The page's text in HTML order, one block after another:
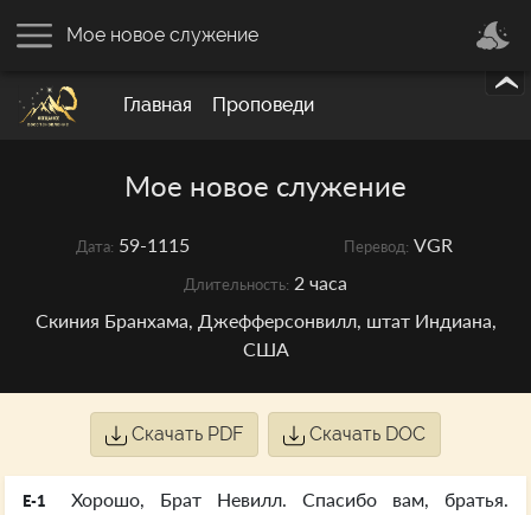
Главная Проповеди
Мое новое служение
Мое новое служение
Дата: 59-1115 Перевод: VGR
Длительность: 2 часа
Скиния Бранхама, Джефферсонвилл, штат Индиана,
США
Скачать PDF Скачать DOC
E-1
Хорошо, Брат Невилл. Спасибо вам, братья.